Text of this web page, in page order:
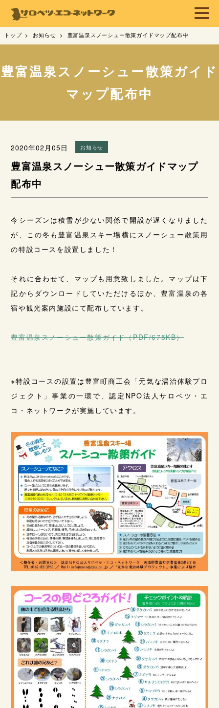
トップ お知らせ 豊富温泉スノーシュー散策ガイドマップ配布中
豊富温泉スノーシュー散策ガイド
マップ配布中
2020年02月05日 お知らせ
豊富温泉スノーシュー散策ガイドマップ
配布中
今シーズンは積雪が少ない関係で開設が遅くなりました
が、この冬も豊富温泉スキー場横にスノーシュー散策用
の特設コースを設置しました！
それに合わせて、マップも用意致しました。マップは下
記からダウンロードしていただけるほか、豊富温泉の各
宿や観光案内施設にて配布しています。
豊富温泉スノーシュー散策ガイド（PDF/675KB）
※特設コースの設置は豊富町商工会「元気な湯治体験プロ
ジェクト」事業の一環で、認定NPO法人サロベツ・エ
コ・ネットワークが実施しています。